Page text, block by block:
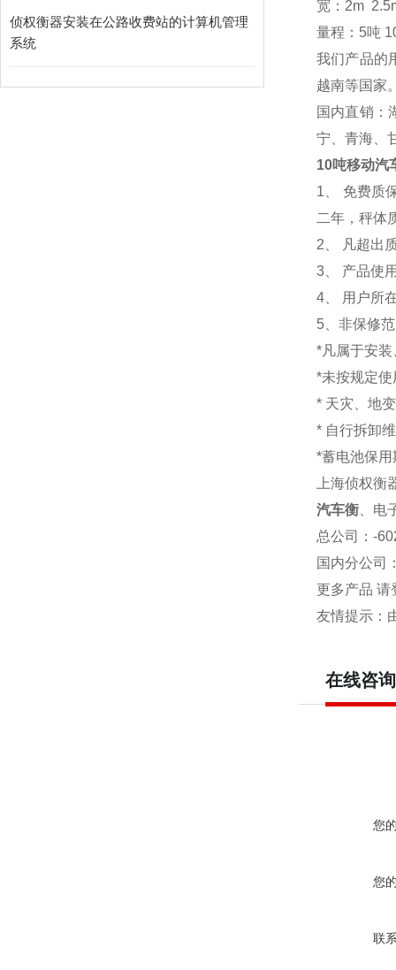
侦权衡器安装在公路收费站的计算机管理
系统
宽：2m
量程：5吨
我们产品的
越南等国家
国内直销：
宁、青海、
10吨移动汽
1 、 免费
二年，秤体
2、 凡超出
3、 产品使
4、 用户所
5、非保修
*凡属于安
*未按规定
* 天灾、地
* 自行拆卸
*蓄电池保用
上海侦权
汽车衡
电
总公司
：-
国内分公司
更多产品 请
友情提示：
在线咨询
您
您
联